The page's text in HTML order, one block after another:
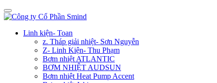
Linh kiện- Toan
z. Tháp giải nhiệt- Sơn Nguyễn
Z- Linh Kiện- Thu Phạm
Bơm nhiệt ATLANTIC
BƠM NHIỆT AUDSUN
Bơm nhiệt Heat Pump Accent